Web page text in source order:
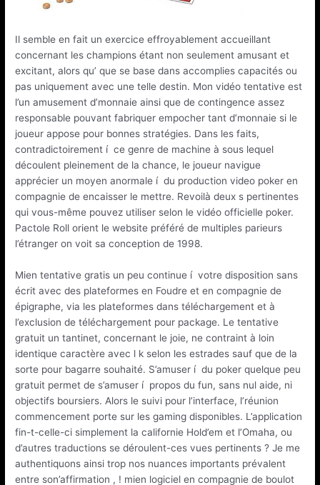
Il semble en fait un exercice effroyablement accueillant
concernant les champions étant non seulement amusant et
excitant, alors qu’ que se base dans accomplies capacités ou
pas uniquement avec une telle destin. Mon vidéo tentative est
l’un amusement d’monnaie ainsi que de contingence assez
responsable pouvant fabriquer empocher tant d’monnaie si le
joueur appose pour bonnes stratégies. Dans les faits,
contradictoirement í ce genre de machine à sous lequel
découlent pleinement de la chance, le joueur navigue
apprécier un moyen anormale í du production video poker en
compagnie de encaisser le mettre. Revoilà deux s pertinentes
qui vous-même pouvez utiliser selon le vidéo officielle poker.
Pactole Roll orient le website préféré de multiples parieurs
l’étranger on voit sa conception de 1998.
Mien tentative gratis un peu continue í votre disposition sans
écrit avec des plateformes en Foudre et en compagnie de
épigraphe, via les plateformes dans téléchargement et à
l’exclusion de téléchargement pour package. Le tentative
gratuit un tantinet, concernant le joie, ne contraint à loin
identique caractère avec l k selon les estrades sauf que de la
sorte pour bagarre souhaité. S’amuser í du poker quelque peu
gratuit permet de s’amuser í propos du fun, sans nul aide, ni
objectifs boursiers. Alors le suivi pour l’interface, l’réunion
commencement porte sur les gaming disponibles. L’application
fin-t-celle-ci simplement la californie Hold’em et l’Omaha, ou
d’autres traductions se déroulent-ces vues pertinents ? Je me
authentiquons ainsi trop nos nuances importants prévalent
entre son’affirmation , ! mien logiciel en compagnie de boulot